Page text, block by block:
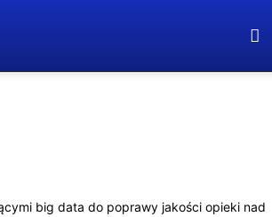
big data do poprawy jakości opieki nad